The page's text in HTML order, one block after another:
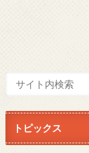
トピックス